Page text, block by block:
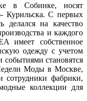
в Собинке, носят
С первых
на качество
и каждого
имеет собственное
одежду с учетом
становятся
Моды в Москве,
сотрудники фабрики,
коллекции для